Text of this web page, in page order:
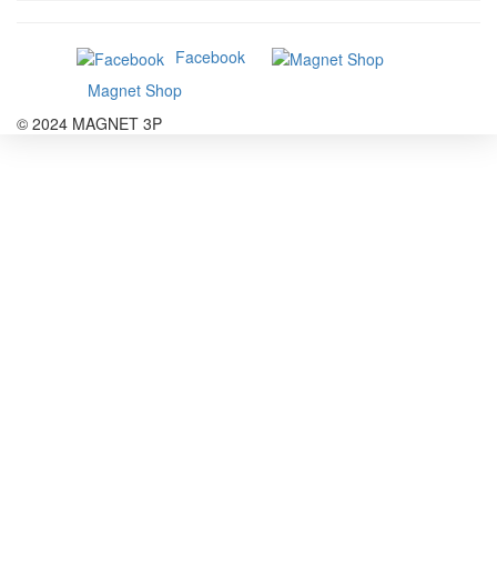
Facebook
Magnet Shop
© 2024 MAGNET 3P